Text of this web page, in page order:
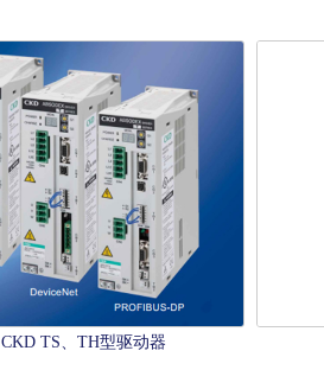
CKD TS、TH型驱动器